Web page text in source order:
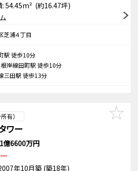
: 54.45m² (約16.47坪)
芝浦４丁目
駅 徒歩10分
根岸線田町駅 徒歩10分
三田駅 徒歩13分
有）
ワー
1億6600万円
－
年10月築 (築18年)